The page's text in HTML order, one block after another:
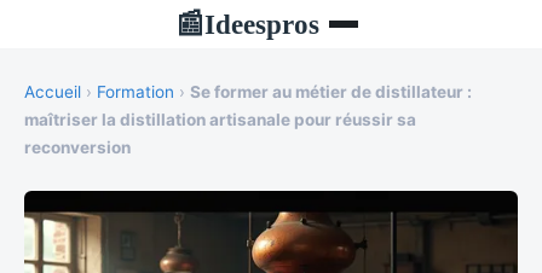
📰Ideespros
Accueil › Formation › Se former au métier de distillateur :
maîtriser la distillation artisanale pour réussir sa
reconversion